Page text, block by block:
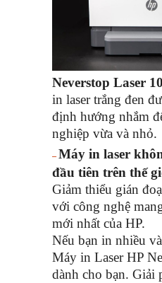
Neverstop Laser
in laser trắng đen
định hướng nhắm
nghiệp vừa và nhỏ.
– Máy in laser
đầu tiên trên thế
Giảm thiểu gián
với công nghệ
mới nhất của HP.
Nếu bạn in nhiều
Máy in Laser HP
dành cho bạn. Giải